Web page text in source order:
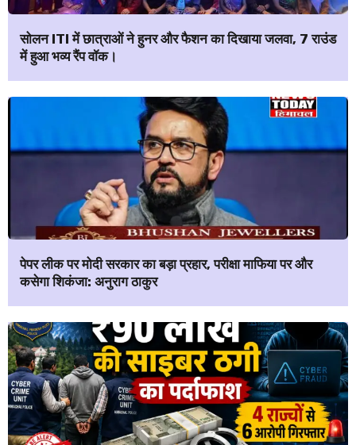
सोलन ITI में छात्राओं ने हुनर और फैशन का दिखाया जलवा, 7 राउंड
में हुआ भव्य रैंप वॉक।
पेपर लीक पर मोदी सरकार का बड़ा प्रहार, परीक्षा माफिया पर और
कसेगा शिकंजा: अनुराग ठाकुर